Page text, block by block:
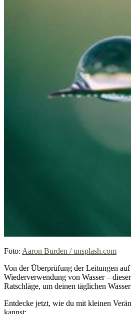
Foto: Aaron Burden / unsplash.com
Von der Überprüfung der Leitungen
Wiederverwendung von Wasser –
Ratschläge, um deinen täglichen
Entdecke jetzt, wie du mit kleinen
kannst: